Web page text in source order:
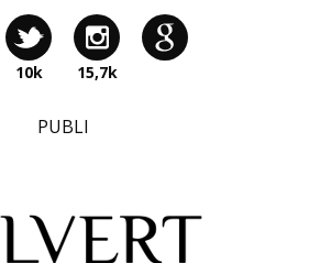
10k 15,7k
PUBLI